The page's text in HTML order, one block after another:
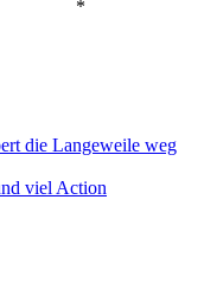
*
die Langeweile weg
viel Action